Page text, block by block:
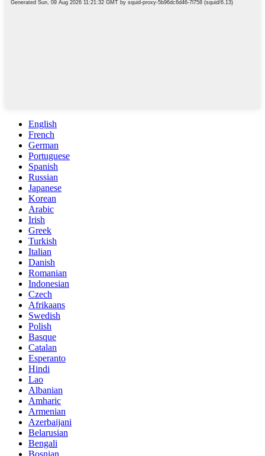
English
French
German
Portuguese
Spanish
Russian
Japanese
Korean
Arabic
Irish
Greek
Turkish
Italian
Danish
Romanian
Indonesian
Czech
Afrikaans
Swedish
Polish
Basque
Catalan
Esperanto
Hindi
Lao
Albanian
Amharic
Armenian
Azerbaijani
Belarusian
Bengali